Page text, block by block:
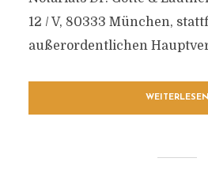
12 / V, 80333 München,
außerordentlichen
WEITERLESEN